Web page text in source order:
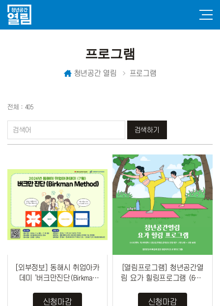
프로그램
청년공간 열림 프로그램
전체 : 405
검색하기
[외부정보] 동해시 취업아카
데미 '버크만진단(Birkman
신청마감
[열림프로그램] 청년공간열
림 요가 힐링프로그램 (6기)
신청마감